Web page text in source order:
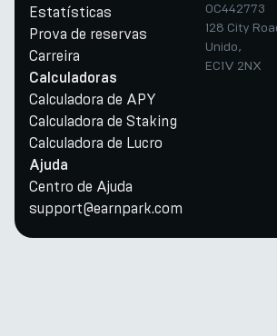
Estatísticas
Prova de reservas
Carreira
Calculadoras
Calculadora de APY
Calculadora de Staking
Calculadora de Lucro
Ajuda
Centro de Ajuda
support@earnpark.com
OC442773
128 City
Unido,
EC1V 2NX